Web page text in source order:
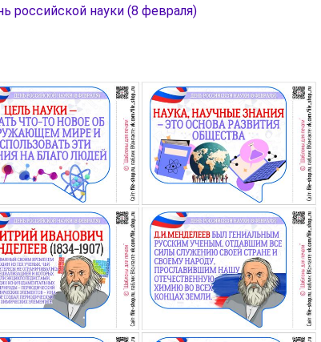
российской науки (8 февраля)